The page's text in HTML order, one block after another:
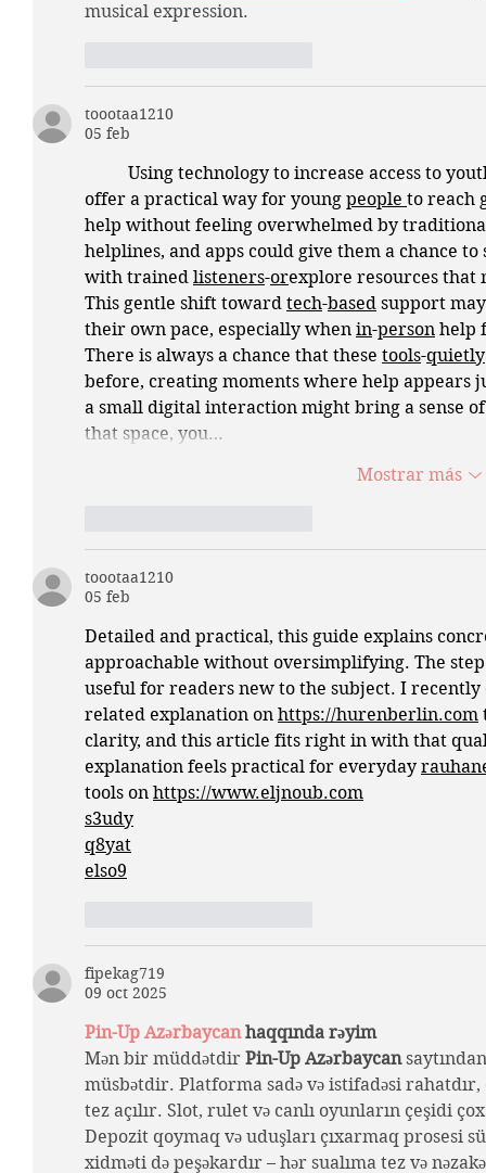
musical expression.
toootaa1210
05 feb
Using technology to increase access to
offer a practical way for young people to reach
help without feeling overwhelmed by
helplines, and apps could give them a chance
with trained listeners-orexplore resources
This gentle shift toward tech-based support
their own pace, especially when in-person help
There is always a chance that these tools-quietly
before, creating moments where help appears
a small digital interaction might bring a sense
that space, you…
Mostrar más
toootaa1210
05 feb
Detailed and practical, this guide explains
approachable without oversimplifying. The
useful for readers new to the subject. I recently
related explanation on https://hurenberlin.com
clarity, and this article fits right in with that
explanation feels practical for everyday
tools on https://www.eljnoub.com
s3udy
q8yat
elso9
fipekag719
09 oct 2025
Pin-Up Azərbaycan haqqında rəyim
Mən bir müddətdir Pin-Up Azərbaycan
müsbətdir. Platforma sadə və istifadəsi
tez açılır. Slot, rulet və canlı oyunların çeşidi
Depozit qoymaq və uduşları çıxarmaq prosesi
xidməti də peşəkardır – hər sualıma tez və